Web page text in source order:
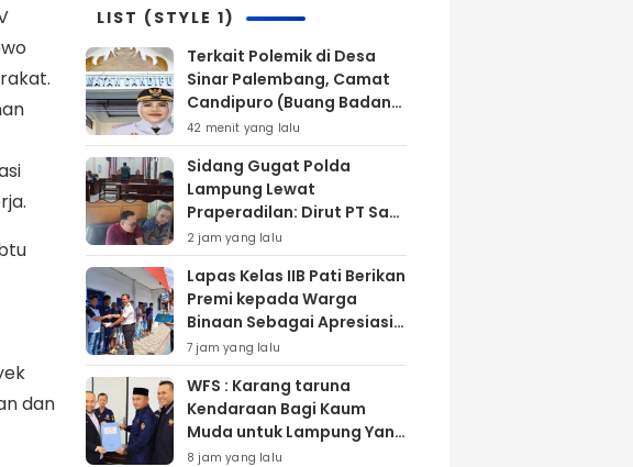
dan
Lama Diganti Yang Baru
Jelas
LIST (STYLE 1)
Terkait Polemik di Desa
Sinar Palembang, Camat
Candipuro (Buang Badan)
dan Tak Mengindahkan
Surat Teguran Bupati
Lamsel ‎
42 menit yang lalu
Sidang Gugat Polda
Lampung Lewat
Praperadilan: Dirut PT San
Xiong Hadiri Saksi Ahli
Pakar Hukum Pidana
2 jam yang lalu
Lapas Kelas IIB Pati Berikan
Premi kepada Warga
Binaan Sebagai Apresiasi
Hasil Pembinaan
Kemandirian Periode Juli
2026
7 jam yang lalu
WFS : Karang taruna
Kendaraan Bagi Kaum
Muda untuk Lampung Yang
Maju
8 jam yang lalu